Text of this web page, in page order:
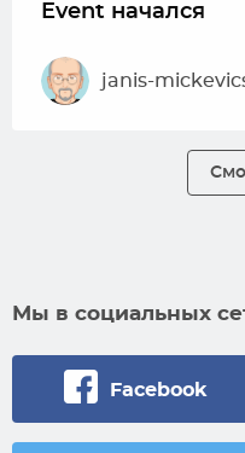
Event начался
janis-
Мы в социальных
Facebook